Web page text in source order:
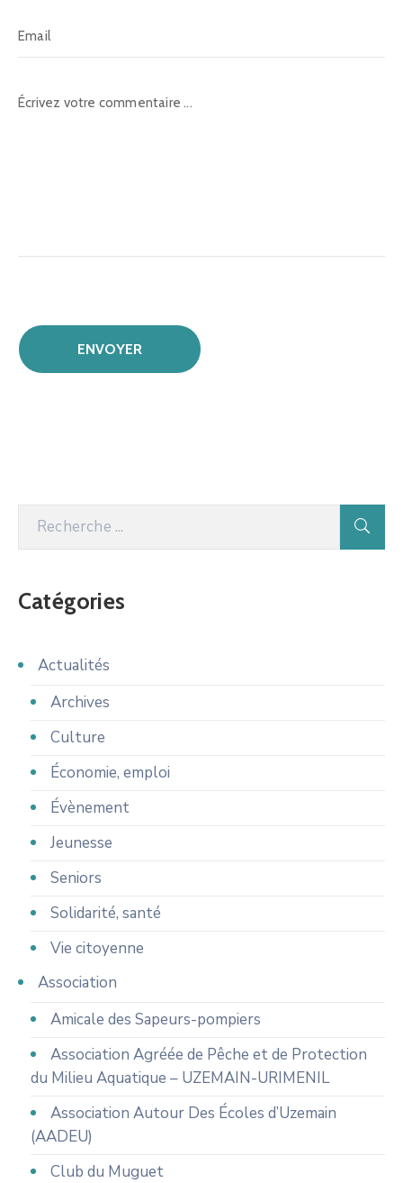
Catégories
Actualités
Archives
Culture
Économie, emploi
Évènement
Jeunesse
Seniors
Solidarité, santé
Vie citoyenne
Association
Amicale des Sapeurs-pompiers
Association Agréée de Pêche et de Protection
du Milieu Aquatique – UZEMAIN-URIMENIL
Association Autour Des Écoles d’Uzemain
(AADEU)
Club du Muguet